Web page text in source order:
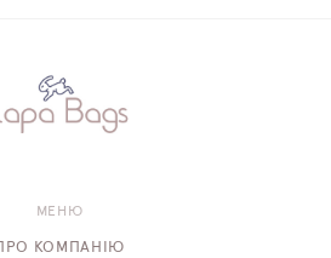
МЕНЮ
ПРО КОМПАНІЮ